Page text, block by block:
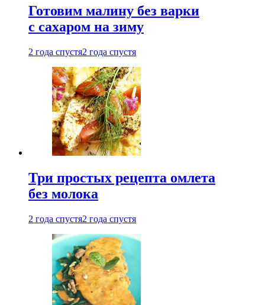
Готовим малину без варки
с сахаром на зиму
2 года спустя2 года спустя
Три простых рецепта омлета
без молока
2 года спустя2 года спустя